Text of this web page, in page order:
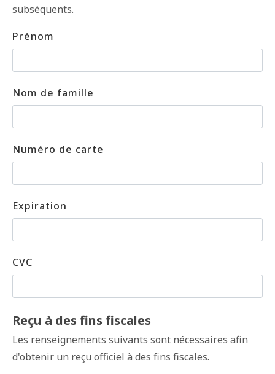
subséquents.
Prénom
Nom de famille
Numéro de carte
Expiration
CVC
Reçu à des fins fiscales
Les renseignements suivants sont nécessaires afin
d'obtenir un reçu officiel à des fins fiscales.